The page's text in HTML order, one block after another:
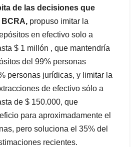
de las decisiones que
propuso imitar la
en efectivo solo a
$ 1 millón , que mantendría
del 99% personas
personas jurídicas, y limitar la
de efectivo sólo a
de $ 150.000, que
para aproximadamente el
pero soluciona el 35% del
recientes.